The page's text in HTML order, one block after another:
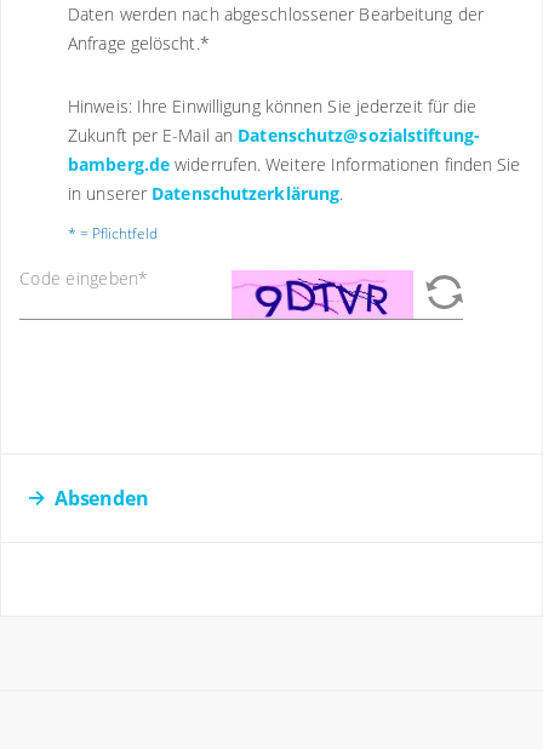
Daten werden nach abgeschlossener Bearbeitung der
Anfrage gelöscht.*
Hinweis: Ihre Einwilligung können Sie jederzeit für die
Zukunft per E-Mail an Datenschutz@sozialstiftung-
bamberg.de widerrufen. Weitere Informationen finden Sie
in unserer Datenschutzerklärung.
* = Pflichtfeld
Code eingeben*
Absenden